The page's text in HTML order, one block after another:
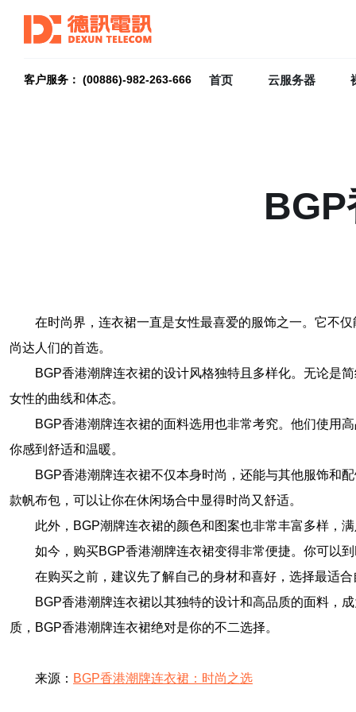
客户服务： (00886)-982-263-666 首页 云服务器
在时尚界，连衣裙一直是女性最喜爱的服饰之一。它不
尚达人们的首选。
BGP香港潮牌连衣裙的设计风格独特且多样化。无论是
女性的曲线和体态。
BGP香港潮牌连衣裙的面料选用也非常考究。他们使用
你感到舒适和温暖。
BGP香港潮牌连衣裙不仅本身时尚，还能与其他服饰和
款帆布包，可以让你在休闲场合中显得时尚又舒适。
此外，BGP潮牌连衣裙的颜色和图案也非常丰富多样，
如今，购买BGP香港潮牌连衣裙变得非常便捷。你可以
在购买之前，建议先了解自己的身材和喜好，选择最适
BGP香港潮牌连衣裙以其独特的设计和高品质的面料，
质，BGP香港潮牌连衣裙绝对是你的不二选择。
来源： BGP香港潮牌连衣裙：时尚之选